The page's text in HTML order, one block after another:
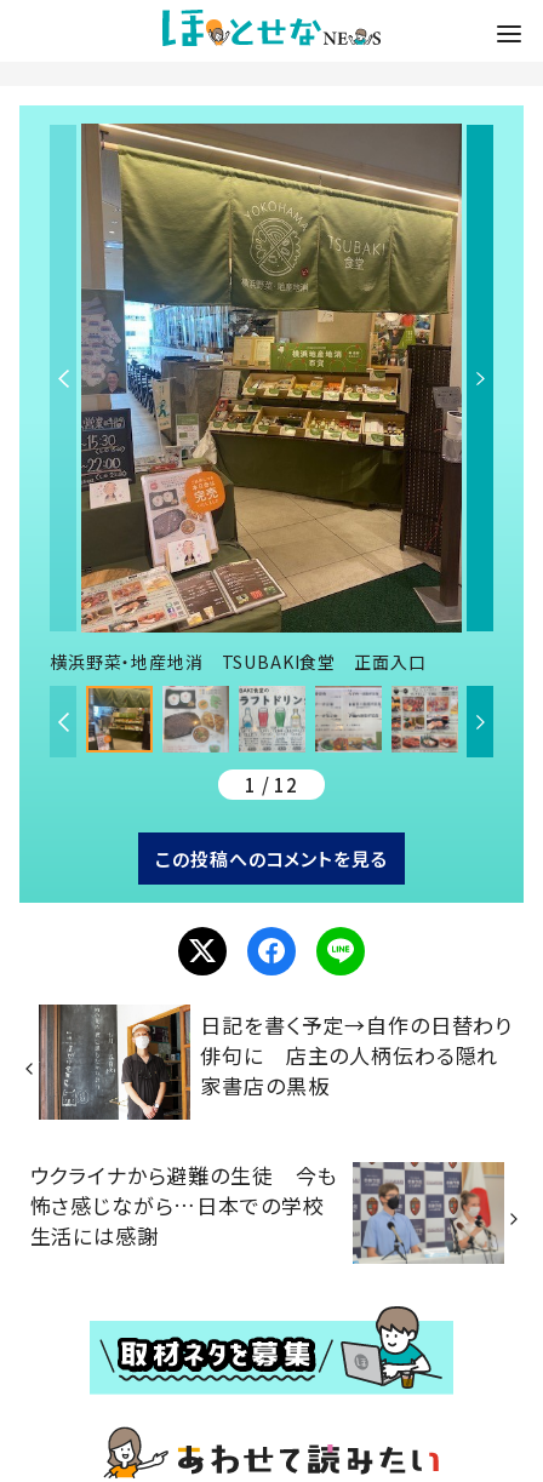
横浜野菜・地産地消 TSUBAKI食堂 正面入口
1 / 12
この投稿へのコメントを見る
日記を書く予定→自作の日替わり
俳句に 店主の人柄伝わる隠れ
家書店の黒板
ウクライナから避難の生徒 今も
怖さ感じながら…日本での学校
生活には感謝